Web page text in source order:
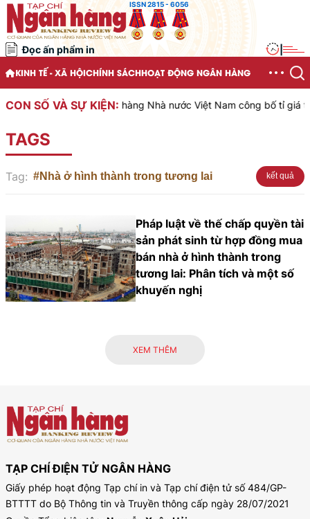
ISSN 2815 - 6056
Đọc ấn phẩm in
KINH TẾ - XÃ HỘICHÍNH SÁCHHOẠT ĐỘNG NGÂN HÀNG
CON SỐ VÀ SỰ KIỆN:Ngân hàng Nhà nước Việt Nam công bố tỉ giá
TAGS
Tag: #Nhà ở hình thành trong tương lai kết quả
Pháp luật về thế chấp quyền tài
sản phát sinh từ hợp đồng mua
bán nhà ở hình thành trong
tương lai: Phân tích và một số
khuyến nghị
XEM THÊM
TẠP CHÍ ĐIỆN TỬ NGÂN HÀNG
Giấy phép hoạt động Tạp chí in và Tạp chí điện tử số 484/GP-
BTTTT do Bộ Thông tin và Truyền thông cấp ngày 28/07/2021